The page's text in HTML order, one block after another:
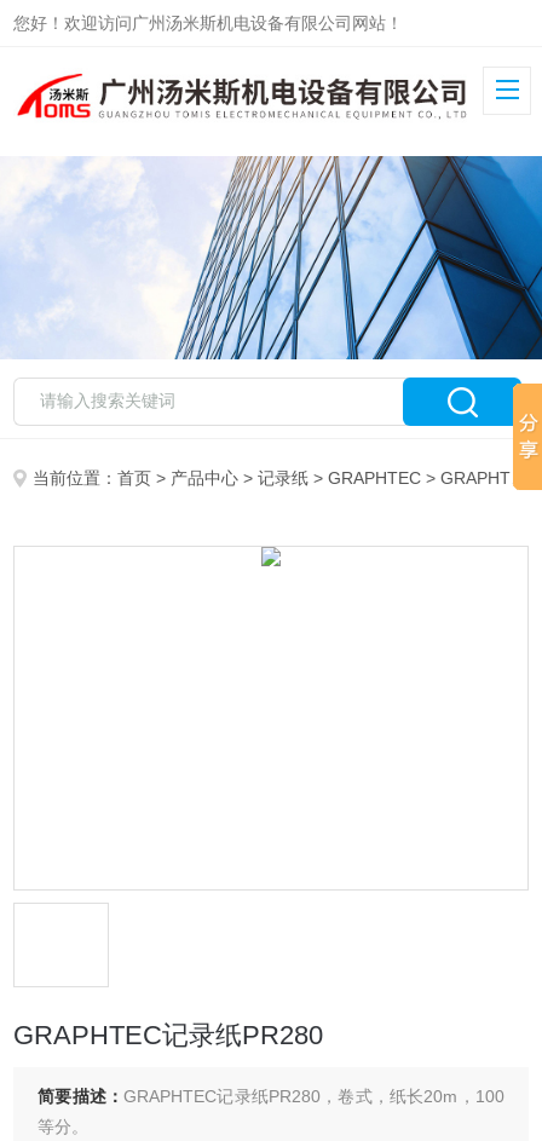
您好！欢迎访问广州汤米斯机电设备有限公司网站！
当前位置：首页 > 产品中心 >记录纸 >GRAPHTEC > GRAPHTEC记录纸PR280
GRAPHTEC记录纸PR280
简要描述：GRAPHTEC记录纸PR280，卷式，纸长20m，100
等分。